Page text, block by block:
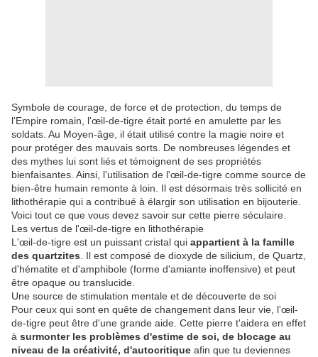
Symbole de courage, de force et de protection, du temps de
l'Empire romain, l'œil-de-tigre était porté en amulette par les
soldats. Au Moyen-âge, il était utilisé contre la magie noire et
pour protéger des mauvais sorts. De nombreuses légendes et
des mythes lui sont liés et témoignent de ses propriétés
bienfaisantes. Ainsi, l'utilisation de l'œil-de-tigre comme source de
bien-être humain remonte à loin. Il est désormais très sollicité en
lithothérapie qui a contribué à élargir son utilisation en bijouterie.
Voici tout ce que vous devez savoir sur cette pierre séculaire.
Les vertus de l'œil-de-tigre en lithothérapie
L'œil-de-tigre est un puissant cristal qui appartient à la famille
des quartzites . Il est composé de dioxyde de silicium, de Quartz,
d'hématite et d'amphibole (forme d'amiante inoffensive) et peut
être opaque ou translucide.
Une source de stimulation mentale et de découverte de soi
Pour ceux qui sont en quête de changement dans leur vie, l'œil-
de-tigre peut être d'une grande aide. Cette pierre t'aidera en effet
à surmonter les problèmes d'estime de soi, de blocage au
niveau de la créativité, d'autocritique afin que tu deviennes